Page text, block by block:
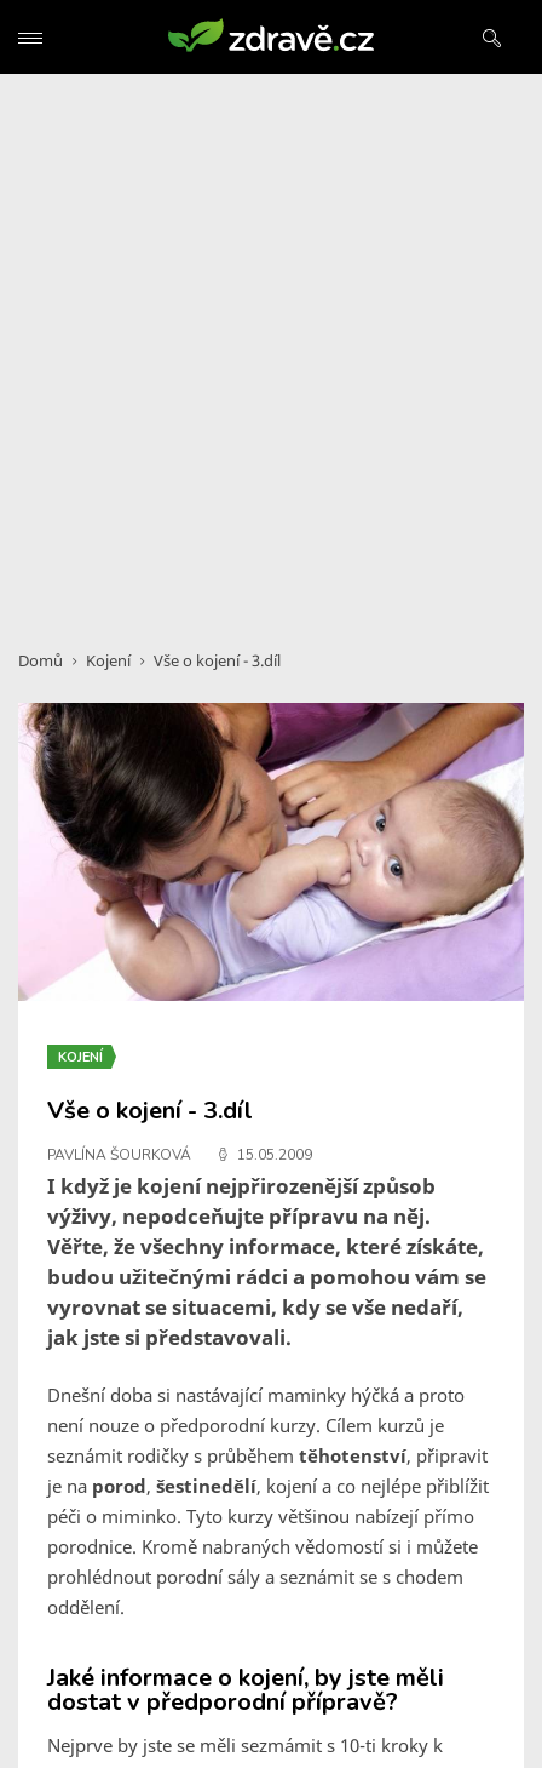
Domů Kojení Vše o kojení - 3.díl
KOJENÍ
Vše o kojení - 3.díl
PAVLÍNA ŠOURKOVÁ 15.05.2009
I když je kojení nejpřirozenější způsob
výživy, nepodceňujte přípravu na něj.
Věřte, že všechny informace, které získáte,
budou užitečnými rádci a pomohou vám se
vyrovnat se situacemi, kdy se vše nedaří,
jak jste si představovali.
Dnešní doba si nastávající maminky hýčká a proto
není nouze o předporodní kurzy. Cílem kurzů je
seznámit rodičky s průběhem těhotenství, připravit
je na porod, šestinedělí, kojení a co nejlépe přiblížit
péči o miminko. Tyto kurzy většinou nabízejí přímo
porodnice. Kromě nabraných vědomostí si i můžete
prohlédnout porodní sály a seznámit se s chodem
oddělení.
Jaké informace o kojení, by jste měli
dostat v předporodní přípravě?
Nejprve by jste se měli sezmámit s 10-ti kroky k